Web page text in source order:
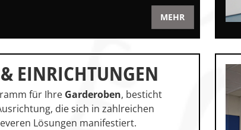
MEHR
EINRICHTUNGEN
für Ihre Garderoben, besticht
die sich in zahlreichen
Lösungen manifestiert.